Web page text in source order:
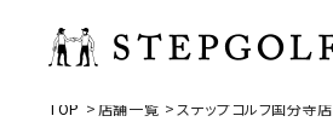
TOP 店舗一覧 ステップゴルフ国分寺店